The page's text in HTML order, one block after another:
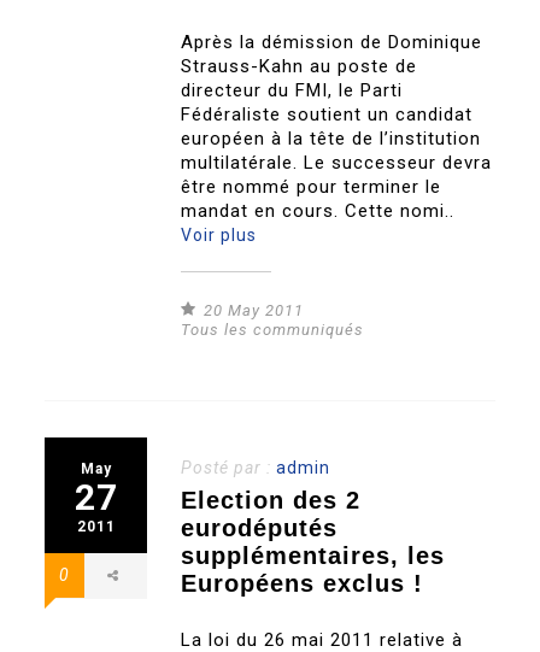
Après la démission de Dominique
Strauss-Kahn au poste de
directeur du FMI, le Parti
Fédéraliste soutient un candidat
européen à la tête de l’institution
multilatérale. Le successeur devra
être nommé pour terminer le
mandat en cours. Cette nomi..
Voir plus
20 May 2011
Tous les communiqués
May
27
2011
0
Posté par :admin
Election des 2
eurodéputés
supplémentaires, les
Européens exclus !
La loi du 26 mai 2011 relative à